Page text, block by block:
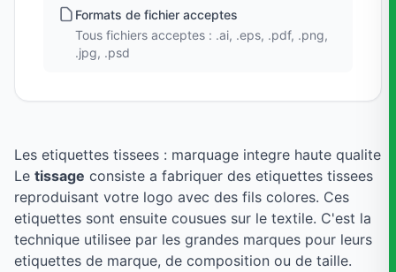
Formats de fichier acceptes
Tous fichiers acceptes : .ai, .eps, .pdf, .png,
.jpg, .psd
Les etiquettes tissees : marquage integre haute qualite
Le tissage consiste a fabriquer des etiquettes tissees
reproduisant votre logo avec des fils colores. Ces
etiquettes sont ensuite cousues sur le textile. C'est la
technique utilisee par les grandes marques pour leurs
etiquettes de marque, de composition ou de taille.